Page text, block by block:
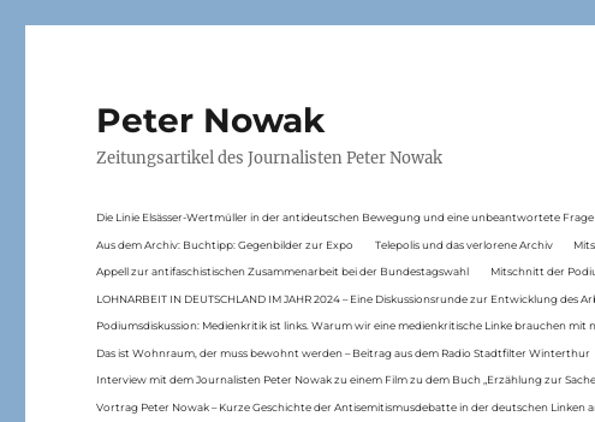
Peter Nowak
Zeitungsartikel des Journalisten Peter Nowak
Die Linie Elsässer-Wertmüller in der antideutschen Bewegung und eine unbeantwortete Frage
Aus dem Archiv: Buchtipp: Gegenbilder zur Expo Telepolis und das verlorene Archiv
Appell zur antifaschistischen Zusammenarbeit bei der Bundestagswahl Mitschnitt der
LOHNARBEIT IN DEUTSCHLAND IM JAHR 2024 – Eine Diskussionsrunde zur Entwicklung des
Podiumsdiskussion: Medienkritik ist links. Warum wir eine medienkritische Linke brauchen mit
Das ist Wohnraum, der muss bewohnt werden – Beitrag aus dem Radio Stadtfilter Winterthur
Interview mit dem Journalisten Peter Nowak zu einem Film zu dem Buch „Erzählung zur
Vortrag Peter Nowak – Kurze Geschichte der Antisemitismusdebatte in der deutschen Linken